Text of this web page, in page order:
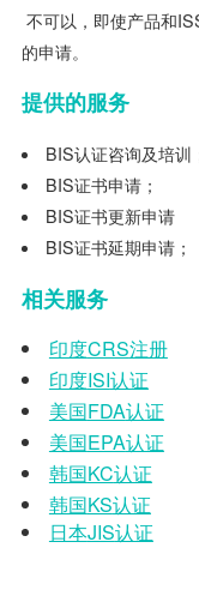
不可以，即使产品和
的申请。
提供的服务
BIS认证咨询及培训
BIS证书申请；
BIS证书更新申请
BIS证书延期申请；
相关服务
印度CRS注册
印度ISI认证
美国FDA认证
美国EPA认证
韩国KC认证
韩国KS认证
日本JIS认证